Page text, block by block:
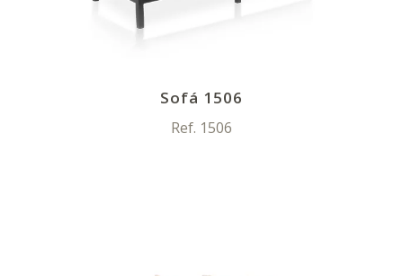
Sofá 1506
Ref. 1506